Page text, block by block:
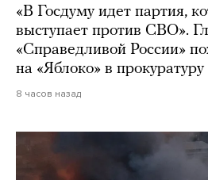
«В Госдуму идет партия,
выступает против СВО».
«Справедливой России»
на «Яблоко» в прокуратуру
8 часов назад